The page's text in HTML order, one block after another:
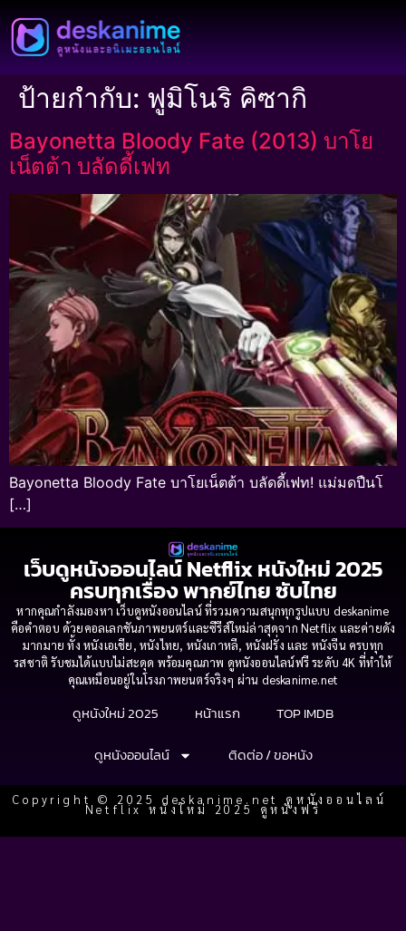
ป้ายกำกับ: ฟูมิโนริ คิซากิ
Bayonetta Bloody Fate (2013) บาโย
เน็ตต้า บลัดดี้เฟท
Bayonetta Bloody Fate บาโยเน็ตต้า บลัดดี้เฟท! แม่มดปืนโ
[…]
เว็บดูหนังออนไลน์ Netflix หนังใหม่ 2025
ครบทุกเรื่อง พากย์ไทย ซับไทย
หากคุณกำลังมองหา เว็บดูหนังออนไลน์ ที่รวมความสนุกทุกรูปแบบ deskanime
คือคำตอบ ด้วยคอลเลกชันภาพยนตร์และซีรีส์ใหม่ล่าสุดจาก Netflix และค่ายดัง
มากมาย ทั้ง หนังเอเชีย, หนังไทย, หนังเกาหลี, หนังฝรั่ง และ หนังจีน ครบทุก
รสชาติ รับชมได้แบบไม่สะดุด พร้อมคุณภาพ ดูหนังออนไลน์ฟรี ระดับ 4K ที่ทำให้
คุณเหมือนอยู่ในโรงภาพยนตร์จริงๆ ผ่าน deskanime.net
ดูหนังใหม่ 2025 หน้าแรก
TOP IMDB
ดูหนังออนไลน์
ติดต่อ / ขอหนัง
Copyright © 2025 deskanime.net ดูหนังออนไลน์
Netflix หนังใหม่ 2025 ดูหนังฟรี